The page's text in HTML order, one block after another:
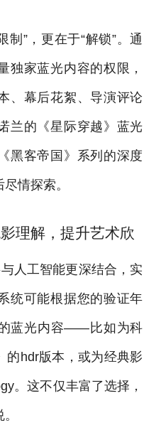
制”，更在于“解锁”。通
独家蓝光内容的权限，
、幕后花絮、导演评论
兰的《星际穿越》蓝光
黑客帝国》系列的深度
情探索。
理解，提升艺术欣
人工智能更深结合，实
统可能根据您的验证年
蓝光内容——比如为科
的hdr版本，或为经典影
。这不仅丰富了选择，